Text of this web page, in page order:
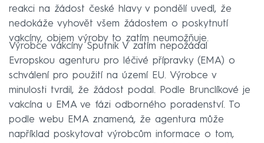
reakci na žádost české hlavy v pondělí uvedl, že
nedokáže vyhovět všem žádostem o poskytnutí
vakcíny, objem výroby to zatím neumožňuje.
Výrobce vakcíny Sputnik V zatím nepožádal
Evropskou agenturu pro léčivé přípravky (EMA) o
schválení pro použití na území EU. Výrobce v
minulosti tvrdil, že žádost podal. Podle Brunclíkové je
vakcína u EMA ve fázi odborného poradenství. To
podle webu EMA znamená, že agentura může
například poskytovat výrobcům informace o tom,